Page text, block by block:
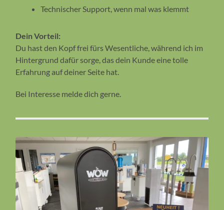
Technischer Support, wenn mal was klemmt
Dein Vorteil:
Du hast den Kopf frei fürs Wesentliche, während ich im
Hintergrund dafür sorge, das dein Kunde eine tolle
Erfahrung auf deiner Seite hat.
Bei Interesse melde dich gerne.